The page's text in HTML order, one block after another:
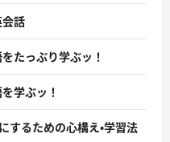
会話
たっぷり学ぶッ！
学ぶッ！
するための心構え・学習法